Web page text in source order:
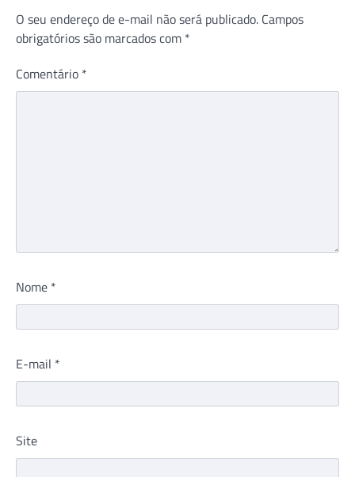
O seu endereço de e-mail não será publicado. Campos
obrigatórios são marcados com *
Comentário *
Nome *
E-mail *
Site